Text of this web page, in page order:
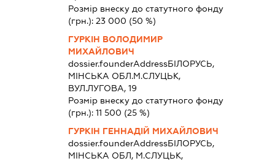
Розмір внеску до статутного фонду
(грн.):23 000 (50 %)
ГУРКІН ВОЛОДИМИР
МИХАЙЛОВИЧ
dossier.founderAddressБІЛОРУСЬ,
МІНСЬКА ОБЛ.М.СЛУЦЬК,
ВУЛ.ЛУГОВА, 19
Розмір внеску до статутного фонду
(грн.):11 500 (25 %)
ГУРКІН ГЕННАДІЙ МИХАЙЛОВИЧ
dossier.founderAddressБІЛОРУСЬ,
МІНСЬКА ОБЛ, М.СЛУЦЬК,